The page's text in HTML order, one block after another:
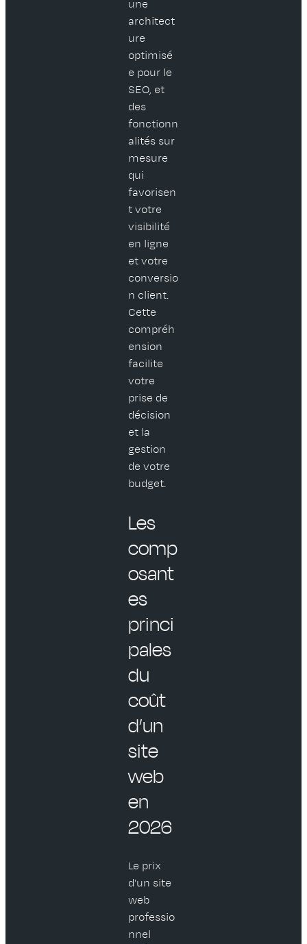
une
architect
ure
optimisé
e pour le
SEO, et
des
fonctionn
alités sur
mesure
qui
favorisen
t votre
visibilité
en ligne
et votre
conversio
n client.
Cette
compréh
ension
facilite
votre
prise de
décision
et la
gestion
de votre
budget.
Les
comp
osant
es
princi
pales
du
coût
d’un
site
web
en
2026
Le prix
d’un site
web
professio
nnel